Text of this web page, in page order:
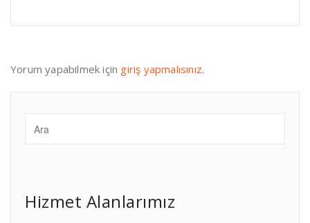
Yorum yapabilmek için giriş yapmalısınız.
Hizmet Alanlarımız